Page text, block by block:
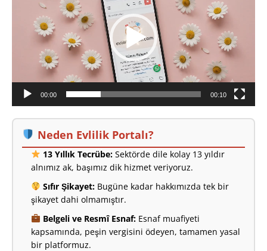
00:00 00:10
Neden Evlilik Portalı?
13 Yıllık Tecrübe:Sektörde dile kolay 13 yıldır
alnımız ak, başımız dik hizmet veriyoruz.
Sıfır Şikayet:Bugüne kadar hakkımızda tek bir
şikayet dahi olmamıştır.
Belgeli ve Resmî Esnaf:Esnaf muafiyeti
kapsamında, peşin vergisini ödeyen, tamamen yasal
bir platformuz.